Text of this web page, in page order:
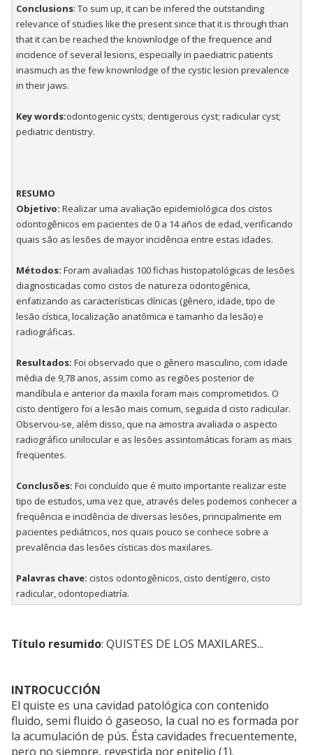
Conclusions: To sum up, it can be infered the outstanding
relevance of studies like the present since that it is through than
that it can be reached the knownlodge of the frequence and
incidence of several lesions, especially in paediatric patients
inasmuch as the few knownlodge of the cystic lesion prevalence
in their jaws.
Key words:odontogenic cysts; dentigerous cyst; radicular cyst;
pediatric dentistry.
RESUMO
Objetivo: Realizar uma avaliação epidemiológica dos cistos
odontogênicos em pacientes de 0 a 14 años de edad, verificando
quais são as lesões de mayor incidência entre estas idades.
Métodos: Foram avaliadas 100 fichas histopatológicas de lesões
diagnosticadas como cistos de natureza odontogênica,
enfatizando as características clínicas (gênero, idade, tipo de
lesão cística, localização anatômica e tamanho da lesão) e
radiográficas.
Resultados: Foi observado que o gênero masculino, com idade
média de 9,78 anos, assim como as regiões posterior de
mandíbula e anterior da maxila foram mais comprometidos. O
cisto dentígero foi a lesão mais comum, seguida d cisto radicular.
Observou-se, além disso, que na amostra avaliada o aspecto
radiográfico unilocular e as lesões assintomáticas foram as mais
freqüentes.
Conclusões: Foi concluído que é muito importante realizar este
tipo de estudos, uma vez que, através deles podemos conhecer a
freqüência e incidência de diversas lesões, principalmente em
pacientes pediátricos, nos quais pouco se conhece sobre a
prevalência das lesões císticas dos maxilares.
Palavras chave: cistos odontogênicos, cisto dentígero, cisto
radicular, odontopediatría.
Título resumido: QUISTES DE LOS MAXILARES...
INTROCUCCIÓN
El quiste es una cavidad patológica con contenido
fluido, semi fluido ó gaseoso, la cual no es formada por
la acumulación de pús. Ésta cavidades frecuentemente,
pero no siempre, revestida por epitelio (1).